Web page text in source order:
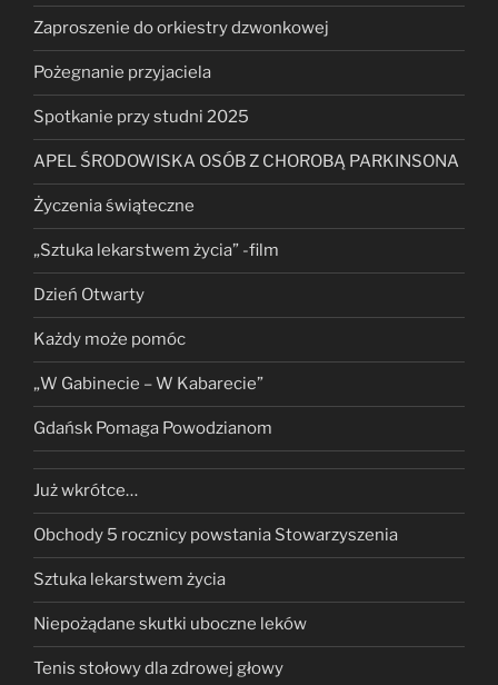
Zaproszenie do orkiestry dzwonkowej
Pożegnanie przyjaciela
Spotkanie przy studni 2025
APEL ŚRODOWISKA OSÓB Z CHOROBĄ PARKINSONA
Życzenia świąteczne
„Sztuka lekarstwem życia” -film
Dzień Otwarty
Każdy może pomóc
„W Gabinecie – W Kabarecie”
Gdańsk Pomaga Powodzianom
Już wkrótce…
Obchody 5 rocznicy powstania Stowarzyszenia
Sztuka lekarstwem życia
Niepożądane skutki uboczne leków
Tenis stołowy dla zdrowej głowy